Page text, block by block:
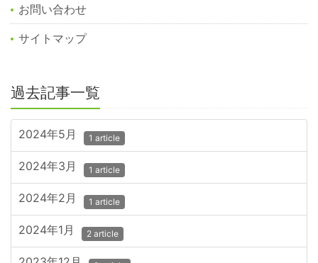
お問い合わせ
サイトマップ
過去記事一覧
2024年5月 1 article
2024年3月 1 article
2024年2月 1 article
2024年1月 2 article